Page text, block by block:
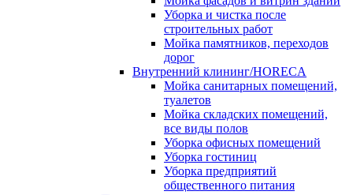
Уборка и чистка после
строительных работ
Мойка памятников, переходов
дорог
Внутренний клининг/HORECA
Мойка санитарных помещений,
туалетов
Мойка складских помещений,
все виды полов
Уборка офисных помещений
Уборка гостиниц
Уборка предприятий
общественного питания